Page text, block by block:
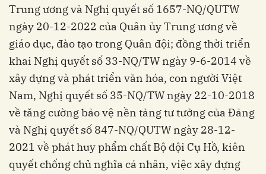
Trung ương và Nghị quyết số 1657-NQ/QUTW
ngày 20-12-2022 của Quân ủy Trung ương về
giáo dục, đào tạo trong Quân đội; đồng thời triển
khai Nghị quyết số 33-NQ/TW ngày 9-6-2014 về
xây dựng và phát triển văn hóa, con người Việt
Nam, Nghị quyết số 35-NQ/TW ngày 22-10-2018
về tăng cường bảo vệ nền tảng tư tưởng của Đảng
và Nghị quyết số 847-NQ/QUTW ngày 28-12-
2021 về phát huy phẩm chất Bộ đội Cụ Hồ, kiên
quyết chống chủ nghĩa cá nhân, việc xây dựng